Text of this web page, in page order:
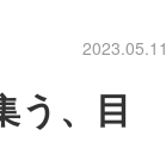
2023.05.11
う、目